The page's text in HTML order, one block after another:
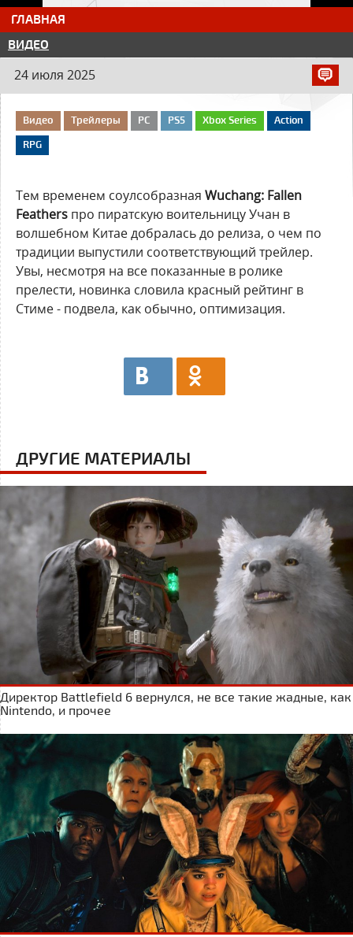
ГЛАВНАЯ
ВИДЕО
24 июля 2025
Видео Трейлеры PC PS5 Xbox Series
Action
RPG
Тем временем соулсобразная Wuchang: Fallen
Feathers про пиратскую воительницу Учан в
волшебном Китае добралась до релиза, о чем по
традиции выпустили соответствующий трейлер.
Увы, несмотря на все показанные в ролике
прелести, новинка словила красный рейтинг в
Стиме - подвела, как обычно, оптимизация.
ДРУГИЕ МАТЕРИАЛЫ
Директор Battlefield 6 вернулся, не все такие жадные, как
Nintendo, и прочее